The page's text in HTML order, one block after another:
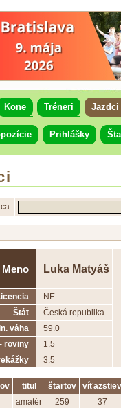
Kone Tréneri Jazdci
Prihlášky
Meno Luka Matyáš
NE
Štát
Česká republika
váha
59.0
roviny
1.5
3.5
titul štartov
víťazstiev
amatér 259
37